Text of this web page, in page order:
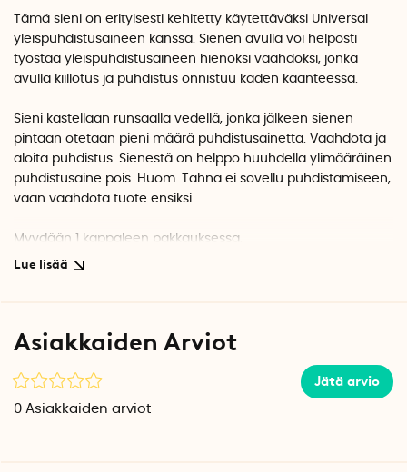
Tämä sieni on erityisesti kehitetty käytettäväksi Universal
yleispuhdistusaineen kanssa. Sienen avulla voi helposti
työstää yleispuhdistusaineen hienoksi vaahdoksi, jonka
avulla kiillotus ja puhdistus onnistuu käden käänteessä.
Sieni kastellaan runsaalla vedellä, jonka jälkeen sienen
pintaan otetaan pieni määrä puhdistusainetta. Vaahdota ja
aloita puhdistus. Sienestä on helppo huuhdella ylimääräinen
puhdistusaine pois. Huom. Tahna ei sovellu puhdistamiseen,
vaan vaahdota tuote ensiksi.
Myydään 1 kappaleen pakkauksessa.
Sienen mitat: 11 cm x 6 cm x 4 cm
700 gramman pakkaukseensisältyy kaksi sientä.
Asiakkaiden Arviot
Jätä arvio
0 Asiakkaiden arviot